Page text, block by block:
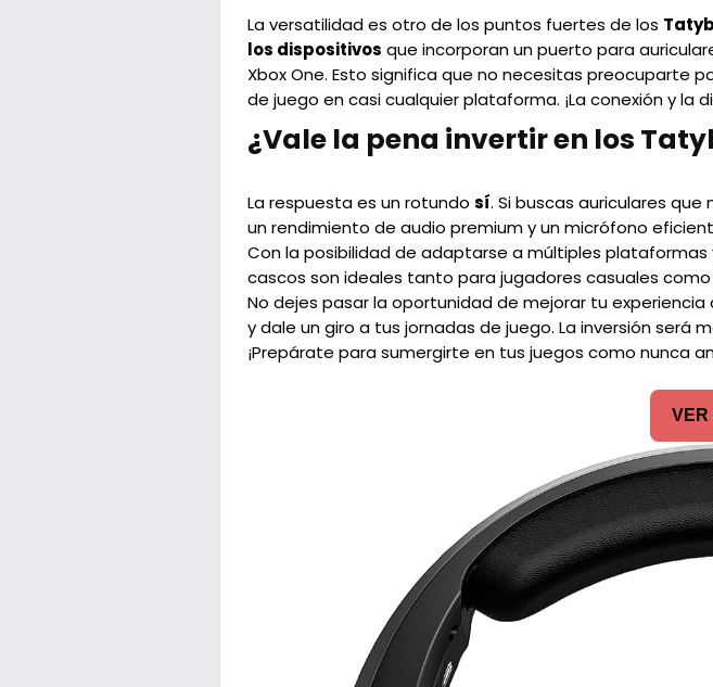
La versatilidad es otro de los puntos fuertes de los
los dispositivos que incorporan un puerto para
Xbox One. Esto significa que no necesitas preocuparte
de juego en casi cualquier plataforma. ¡La conexión y la
¿Vale la pena invertir en los
La respuesta es un rotundo sí. Si buscas auriculares
un rendimiento de audio premium y un micrófono
Con la posibilidad de adaptarse a múltiples
cascos son ideales tanto para jugadores casuales
No dejes pasar la oportunidad de mejorar tu experiencia
y dale un giro a tus jornadas de juego. La inversión
¡Prepárate para sumergirte en tus juegos como nunca
VER